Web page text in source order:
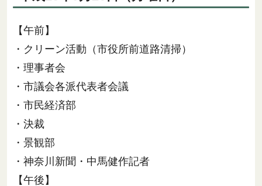
【午前】
・クリーン活動（市役所前道路清掃）
・理事者会
・市議会各派代表者会議
・市民経済部
・決裁
・景観部
・神奈川新聞・中馬健作記者
【午後】